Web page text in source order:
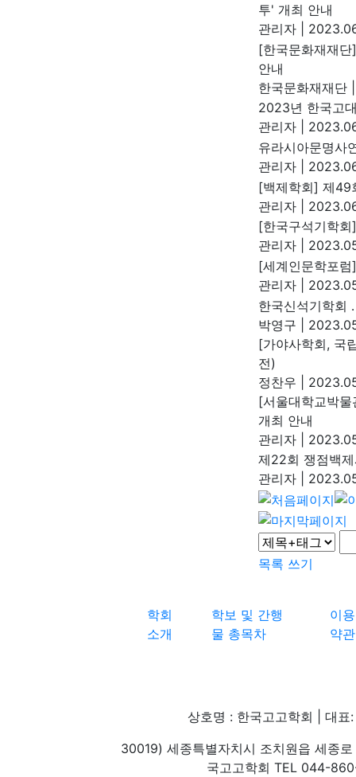
투' 개최 안내
관리자
[한국문화재재
안내
한국문화재재단
2023년 한국고
관리자
유라시아문명사
관리자
[백제학회] 제49
관리자
[한국구석기학
관리자
[세계인문학포
관리자
한국신석기학회
박영구
[가야사학회, 국
전)
정찬우
[서울대학교박
개최 안내
관리자
제22회 쟁점백
관리자
목록 쓰기
학회
소개
학보 및 간행
물 총목차
이용
약관
상호명 : 한국고고학회 | 대
30019) 세종특별자치시 조치원읍 세종
국고고학회 TEL 044-